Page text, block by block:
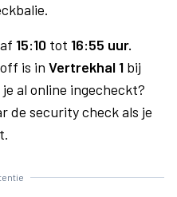
15:10 tot 16:55 uur.
is in Vertrekhal 1 bij
je al online ingecheckt?
de security check als je